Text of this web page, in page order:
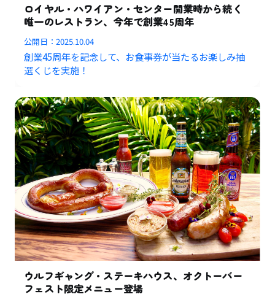
ロイヤル・ハワイアン・センター開業時から続く
唯一のレストラン、今年で創業45周年
公開日：2025.10.04
創業45周年を記念して、お食事券が当たるお楽しみ抽
選くじを実施！
ウルフギャング・ステーキハウス、オクトーバー
フェスト限定メニュー登場